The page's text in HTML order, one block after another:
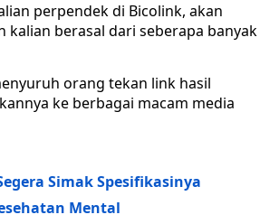
perpendek di Bicolink, akan
berasal dari seberapa banyak
orang tekan link hasil
ke berbagai macam media
Simak Spesifikasinya
Mental